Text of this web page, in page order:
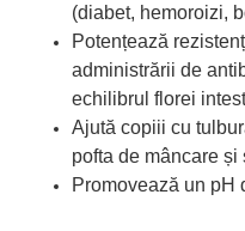
(diabet, hemoroizi,
Potențează
administrării de
echilibrul florei
Ajută copiii cu
pofta de mâncare
Promovează un pH